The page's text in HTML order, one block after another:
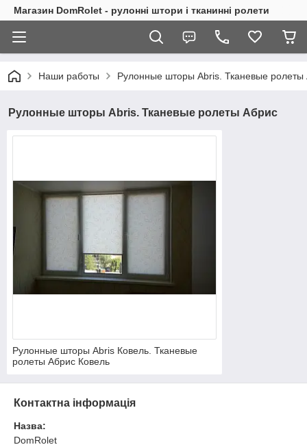
Магазин DomRolet - рулонні штори і тканинні ролети
Наши работы Рулонные шторы Abris. Тканевые ролеты
Рулонные шторы Abris. Тканевые ролеты Абрис
Рулонные шторы Abris Ковель. Тканевые
ролеты Абрис Ковель
Контактна інформація
Назва:
DomRolet